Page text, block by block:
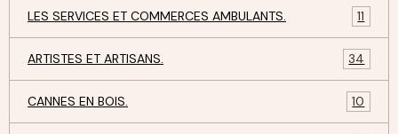
LES SERVICES ET COMMERCES AMBULANTS. 11
ARTISTES ET ARTISANS. 34
CANNES EN BOIS. 10